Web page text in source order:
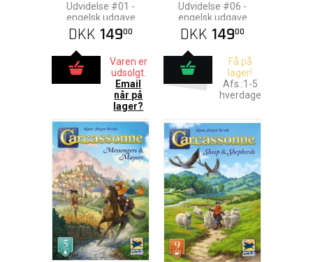
Udvidelse #01 -
engelsk udgave
DKK 14900
Varen er
udsolgt.
Email
når på
lager?
Udvidelse #06 -
engelsk udgave
DKK 14900
Få på
lager!
Afs.:1-5
hverdage